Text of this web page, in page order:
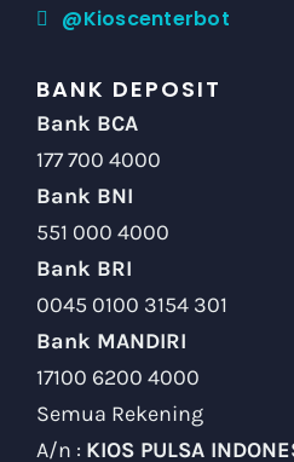
@Kioscenterbot
BANK DEPOSIT
Bank BCA
177 700 4000
Bank BNI
551 000 4000
Bank BRI
0045 0100 3154 301
Bank MANDIRI
17100 6200 4000
Semua Rekening
A/n : KIOS PULSA